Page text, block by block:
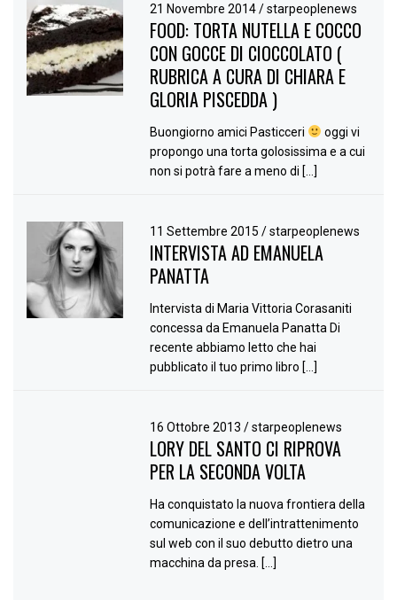
21 Novembre 2014/ starpeoplenews
FOOD: TORTA NUTELLA E COCCO
CON GOCCE DI CIOCCOLATO (
RUBRICA A CURA DI CHIARA E
GLORIA PISCEDDA )
Buongiorno amici Pasticceri
oggi vi
propongo una torta golosissima e a cui
non si potrà fare a meno di […]
11 Settembre 2015/ starpeoplenews
INTERVISTA AD EMANUELA
PANATTA
Intervista di Maria Vittoria Corasaniti
concessa da Emanuela Panatta Di
recente abbiamo letto che hai
pubblicato il tuo primo libro […]
16 Ottobre 2013/ starpeoplenews
LORY DEL SANTO CI RIPROVA
PER LA SECONDA VOLTA
Ha conquistato la nuova frontiera della
comunicazione e dell’intrattenimento
sul web con il suo debutto dietro una
macchina da presa. […]